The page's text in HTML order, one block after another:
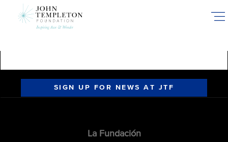
SIGN UP FOR NEWS AT JTF
La Fundación